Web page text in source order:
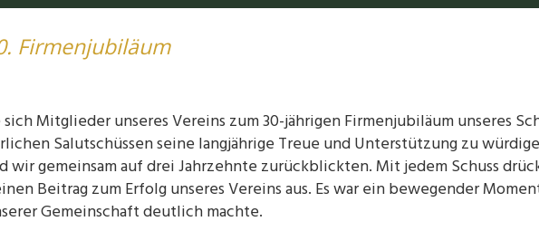
Firmenjubiläum
Mitglieder unseres Vereins zum 30-jährigen Firmenjubiläum unseres
Salutschüssen seine langjährige Treue und Unterstützung zu
gemeinsam auf drei Jahrzehnte zurückblickten. Mit jedem Schuss
Beitrag zum Erfolg unseres Vereins aus. Es war ein bewegender
Gemeinschaft deutlich machte.